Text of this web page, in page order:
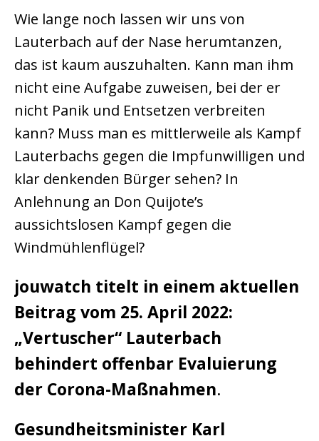
Wie lange noch lassen wir uns von
Lauterbach auf der Nase herumtanzen,
das ist kaum auszuhalten. Kann man ihm
nicht eine Aufgabe zuweisen, bei der er
nicht Panik und Entsetzen verbreiten
kann? Muss man es mittlerweile als Kampf
Lauterbachs gegen die Impfunwilligen und
klar denkenden Bürger sehen? In
Anlehnung an Don Quijote’s
aussichtslosen Kampf gegen die
Windmühlenflügel?
jouwatch titelt in einem aktuellen
Beitrag vom 25. April 2022:
„Vertuscher“ Lauterbach
behindert offenbar Evaluierung
der Corona-Maßnahmen.
Gesundheitsminister Karl